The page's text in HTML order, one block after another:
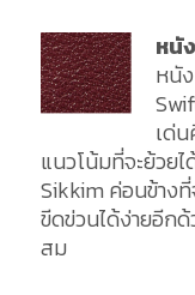
หนั
หนั
เด่
แนวโน้มที่จะย้วยไ
Sikkim ค่อนข้างที่
ขีดข่วนได้ง่ายอีกด้
สม